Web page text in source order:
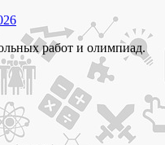
работ и олимпиад.